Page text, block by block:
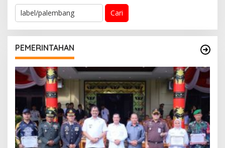
C
i
u
n
u
k
:
PEMERINTAHAN